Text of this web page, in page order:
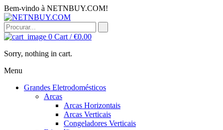
Bem-vindo à NETNBUY.COM!
0 Cart /€0.00
Sorry, nothing in cart.
Menu
Grandes Eletrodomésticos
Arcas
Arcas Horizontais
Arcas Verticais
Congeladores Verticais